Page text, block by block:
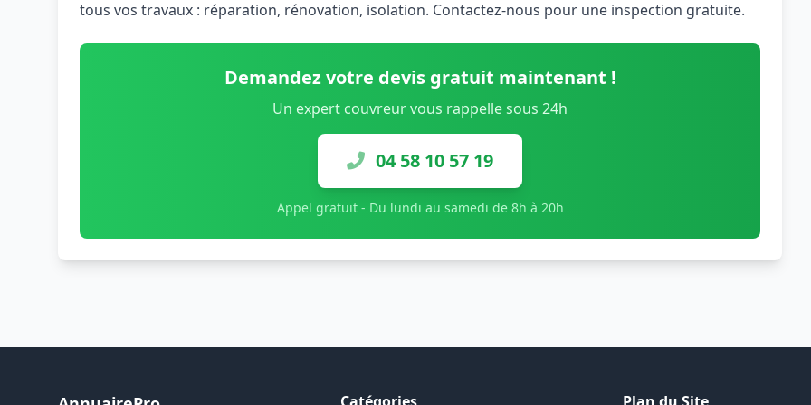
tous vos travaux : réparation, rénovation, isolation. Contactez-nous pour une inspection gratuite.
Demandez votre devis gratuit maintenant !
Un expert couvreur vous rappelle sous 24h
04 58 10 57 19
Appel gratuit - Du lundi au samedi de 8h à 20h